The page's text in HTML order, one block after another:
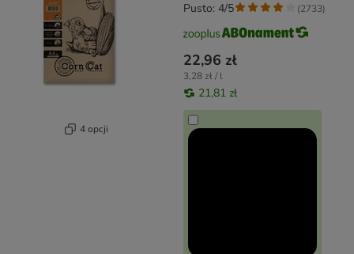
4 opcji
22,96 zł
3,28 zł / l
21,81 zł
Pusto: 4/5 (2733)